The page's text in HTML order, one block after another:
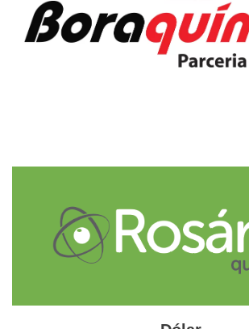
Etiquetas construção civil
mercado imobiliário
minha casa minha vida
modernização urbana